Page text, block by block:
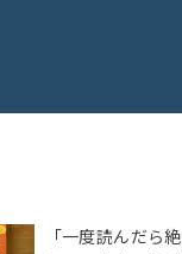
「一度読んだら